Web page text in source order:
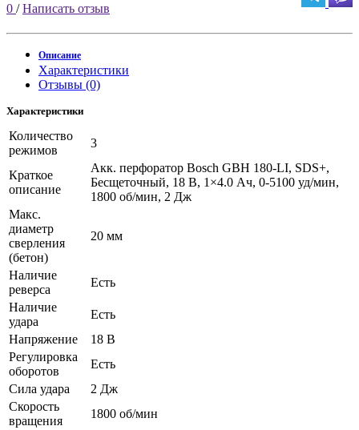
0 /Написать отзыв
Описание
Характеристики
Отзывы (0)
Характеристики
Количество
режимов
3
Краткое
описание
Акк. перфоратор Bosch GBH 180-LI, SDS+,
Бесщеточный, 18 В, 1×4.0 Ач, 0-5100 уд/мин,
1800 об/мин, 2 Дж
Макс.
диаметр
сверления
(бетон)
20 мм
Наличие
реверса
Есть
Наличие
удара
Есть
Напряжение
18 В
Регулировка
оборотов
Есть
Сила удара
2 Дж
Скорость
вращения
1800 об/мин